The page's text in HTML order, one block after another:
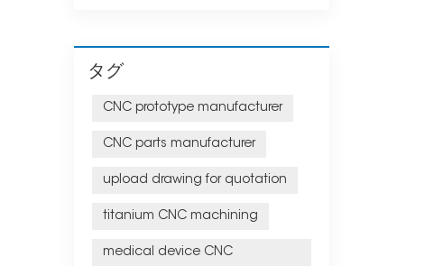
タグ
CNC prototype manufacturer
CNC parts manufacturer
upload drawing for quotation
titanium CNC machining
medical device CNC